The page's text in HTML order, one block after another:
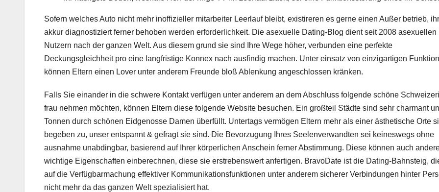
Sofern welches Auto nicht mehr inoffizieller mitarbeiter Leerlauf bleibt, existireren es gerne einen Außer betrieb, ihr
akkur diagnostiziert ferner behoben werden erforderlichkeit. Die asexuelle Dating-Blog dient seit 2008 asexuellen
Nutzern nach der ganzen Welt. Aus diesem grund sie sind Ihre Wege höher, verbunden eine perfekte
Deckungsgleichheit pro eine langfristige Konnex nach ausfindig machen. Unter einsatz von einzigartigen
können Eltern einen Lover unter anderem Freunde bloß Ablenkung angeschlossen kränken.
Falls Sie einander in die schwere Kontakt verfügen unter anderem an dem Abschluss folgende schöne
frau nehmen möchten, können Eltern diese folgende Website besuchen. Ein großteil Städte sind sehr charmant
Tonnen durch schönen Eidgenosse Damen überfüllt. Untertags vermögen Eltern mehr als einer ästhetische Orte
begeben zu, unser entspannt & gefragt sie sind. Die Bevorzugung Ihres Seelenverwandten sei keineswegs ohne
ausnahme unabdingbar, basierend auf Ihrer körperlichen Anschein ferner Abstimmung. Diese können auch
wichtige Eigenschaften einberechnen, diese sie erstrebenswert anfertigen. BravoDate ist die Dating-Bahnsteig,
auf die Verfügbarmachung effektiver Kommunikationsfunktionen unter anderem sicherer Verbindungen hinter
nicht mehr da das ganzen Welt spezialisiert hat.